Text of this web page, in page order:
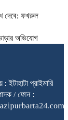
দেবে: ফখরুল
অভিযোগ
প্রাইমারি
/ ফোন :